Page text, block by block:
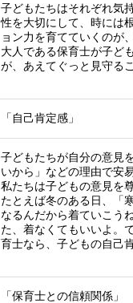
子どもたちはそれぞれ気
性を大切にして、時には
ョン力を育てていくのが
大人である保育士が子ど
が、あえてぐっと見守る
「自己肯定感」
子どもたちが自分の意見
いから」などの理由で安
私たちは子どもの意見を
たとえば冬のある日、「
なるんだから着ていこう
た、着なくてもいいよ。
育士なら、子どもの自己
「保育士との信頼関係」